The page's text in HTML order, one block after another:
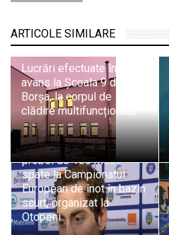
ARTICOLE SIMILARE
Lucrări efectuate în
avans la Școala 9 din
Borșa, la corpul de
clădire multifuncțională
Maramureșeanul Andrei
Ungur, calificat în finala
probei de 100 metri
spate la Campionatul
European de înot în bazin
scurt, organizat la
Otopeni